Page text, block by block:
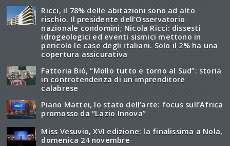
Ricci, il 78% delle abitazioni sono ad alto
rischio. Il presidente dell’Osservatorio
nazionale condomini; Nicola Ricci: dissesti
idrogeologici ed eventi sismici mettono in
pericolo le case degli italiani. Solo il 2% ha una
copertura assicurativa
Fattoria Biò, “Mollo tutto e torno al Sud”: storia
in controtendenza di un imprenditore
calabrese
Piano Mattei, lo stato dell’arte: focus sull’Africa
promosso da “Lazio Innova”
Miss Vesuvio, XVI edizione: la finalissima a Nola,
domenica 24 novembre